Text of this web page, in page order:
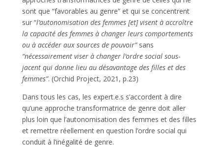
sont que “favorables au genre” et qui se concentrent
sur “l’autonomisation des femmes [et] visent à accroître
la capacité des femmes à changer leurs comportements
ou à accéder aux sources de pouvoir”sans
“nécessairement viser à changer l’ordre social sous-
jacent qui donne lieu au désavantage des filles et des
femmes”. (Orchid Project, 2021, p.23)
Dans tous les cas, les expert.e.s s’accordent à dire
qu’une approche transformatrice de genre doit aller
plus loin que l’autonomisation des femmes et des filles
et remettre réellement en question l’ordre social qui
conduit à l’inégalité de genre.